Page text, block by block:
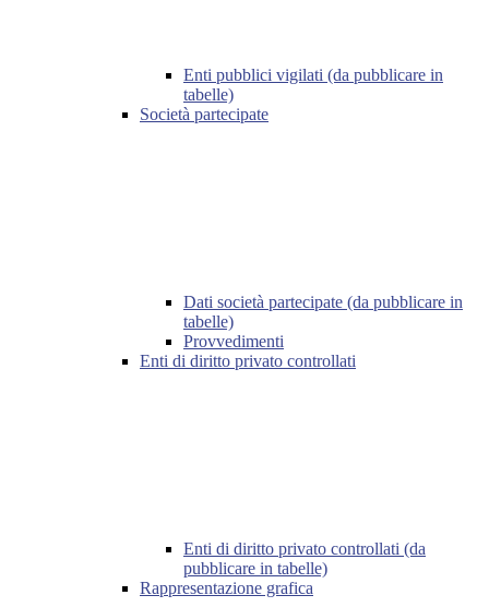
Enti pubblici vigilati (da pubblicare in
tabelle)
Società partecipate
Dati società partecipate (da pubblicare in
tabelle)
Provvedimenti
Enti di diritto privato controllati
Enti di diritto privato controllati (da
pubblicare in tabelle)
Rappresentazione grafica